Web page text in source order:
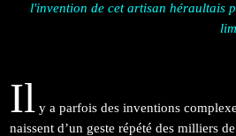
l'invention de cet artisan héraultais
Il y a parfois des inventions
naissent d’un geste répété des milliers